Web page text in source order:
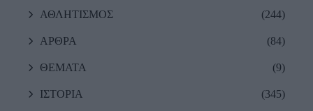
ΑΘΛΗΤΙΣΜΟΣ (244)
ΑΡΘΡΑ (84)
ΘΕΜΑΤΑ (9)
ΙΣΤΟΡΙΑ (345)